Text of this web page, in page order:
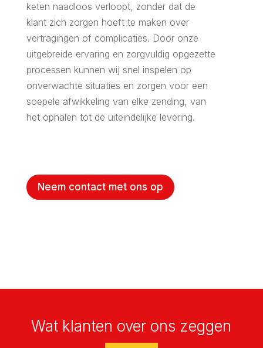
keten naadloos verloopt, zonder dat de
klant zich zorgen hoeft te maken over
vertragingen of complicaties. Door onze
uitgebreide ervaring en zorgvuldig opgezette
processen kunnen wij snel inspelen op
onverwachte situaties en zorgen voor een
soepele afwikkeling van elke zending, van
het ophalen tot de uiteindelijke levering.
Neem contact met ons op
Wat klanten over ons zeggen